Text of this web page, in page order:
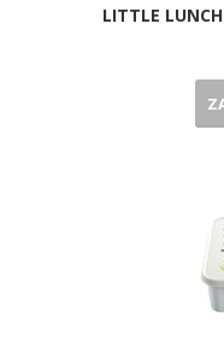
LITTLE